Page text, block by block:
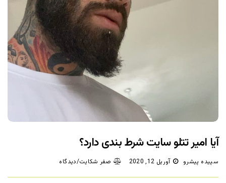
آیا امیر تتلو سایت شرط بندی دارد؟
سپیده پیشرو آوریل 12, 2020 صفر شکایت/دیدگاه